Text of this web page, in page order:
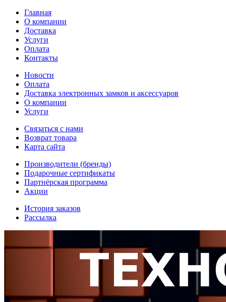
Главная
О компании
Доставка
Услуги
Оплата
Контакты
Новости
Оплата
Доставка электронных замков и аксессуаров
О компании
Услуги
Связаться с нами
Возврат товара
Карта сайта
Производители (бренды)
Подарочные сертификаты
Партнёрская программа
Акции
История заказов
Рассылка